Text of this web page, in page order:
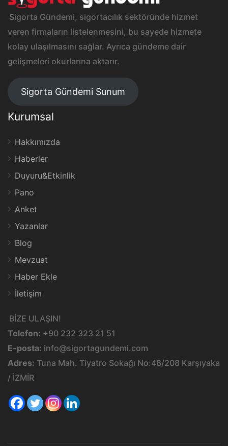
Sigorta Gündemi, sigortacılık sektöründe hizmet
veren firmaların listelenmesini, bu sayede hizmete
kolay ulaşılmasını sağlar. Ayrıca gündeme dair
gelişmeleri okurlarına aktarır.
Sigorta Gündemi Sunum
Kurumsal
Hakkımızda
Haberler
Duyuru&Etkinlik
Pano
Anket
Yazanlar
Blog
Mevzuat
Haber Ekle
İletişim
BİZE ULAŞIN!
Telefon: +90 232 323 21 51
E-posta: info@sigortagundemi.com
Adres: Tuna Mah. Tiyatro Sokağı No:48/208 Karşıyaka
/ İZMİR